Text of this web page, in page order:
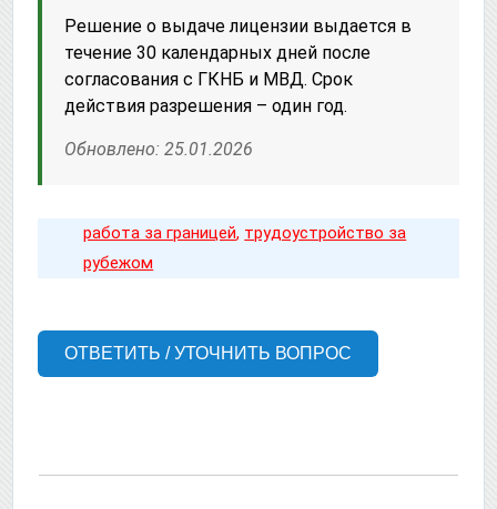
Решение о выдаче лицензии выдается в
течение 30 календарных дней после
согласования с ГКНБ и МВД. Срок
действия разрешения – один год.
Обновлено: 25.01.2026
работа за границей, трудоустройство за
рубежом
ОТВЕТИТЬ / УТОЧНИТЬ ВОПРОС